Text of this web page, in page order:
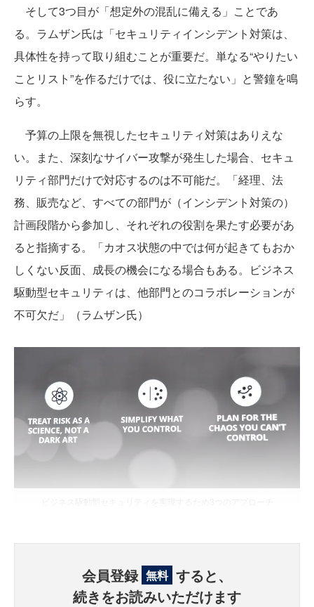
そして3つ目が「想定外の混乱に備える」ことであ
る。ラムザン氏は「セキュリティインシデント対策は、
具体性を持って取り組むことが重要だ。単なる“やりたい
ことリスト”を作るだけでは、役に立たない」と警鐘を鳴
らす。
予算の上限を無視したセキュリティ対策はありえな
い。また、深刻なサイバー攻撃が発生した場合、セキュ
リティ部門だけで対応するのは不可能だ。「経理、法
務、販売など、すべての部門が（インシデント対策の）
計画段階から参加し、それぞれの役割を果たす必要があ
ると指摘する。「カオス状態の中では何が起きてもおか
しくない反面、成長の機会になる場合もある。ビジネス
駆動型セキュリティは、他部門とのコラボレーションが
不可欠だ」（ラムザン氏）
会員登録 無料 すると、
続きをお読みいただけます